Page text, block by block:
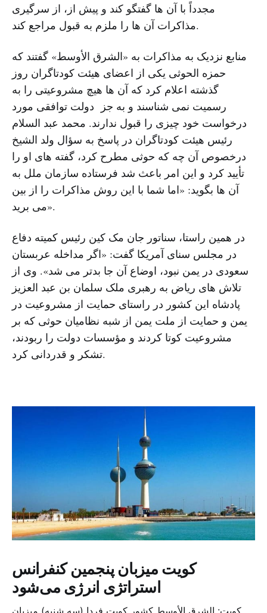
مجدداً با آن ها گفتگو کند و پیش از، از سرگیری
مذاکرات آن ها را ملزم به قبول مراجع کند.
منابع نزدیک به مذاکرات به «الشرق الأوسط» گفتند که
حمزه الحوثی یکی از اعضای هیئت کودتاگران روز
گذشته اعلام کرد که آن ها هیچ مشروعیتی را به
رسمیت نمی شناسند و به جز دولت توافقی مورد
درخواست خود چیزی را قبول ندارند. محمد عبد السلام
رئیس هیئت کودتاگران در پاسخ به سؤال ولد الشیخ
درخصوص آن چه که حوثی مطرح کرد، گفته های او را
تأیید کرد و این امر باعث شد فرستاده سازمان ملل به
آن ها بگوید: «اما شما با این روش مذاکرات را از بین
می برید».
در همین راستا، سناتور جان مک کین رئیس کمیته دفاع
در مجلس سنای آمریکا گفت: «اگر مداخله عربستان
سعودی در یمن نبود، اوضاع آن جا بدتر می شد». وی از
تلاش های ریاض به رهبری ملک سلمان بن عبد العزیز
پادشاه این کشور در راستای حمایت از مشروعیت در
یمن و حمایت از ملت یمن از شبه نظامیان حوثی که بر
مشروعیت کوتا کردند و مؤسسات دولت را ربودند،
تشکر و قدردانی کرد.
کویت میزبان پنجمین کنفرانس
استراتژی انرژی می‌شود
کویت: الشرق الأوسط کشور کویت فردا (سه شنبه) میزبان